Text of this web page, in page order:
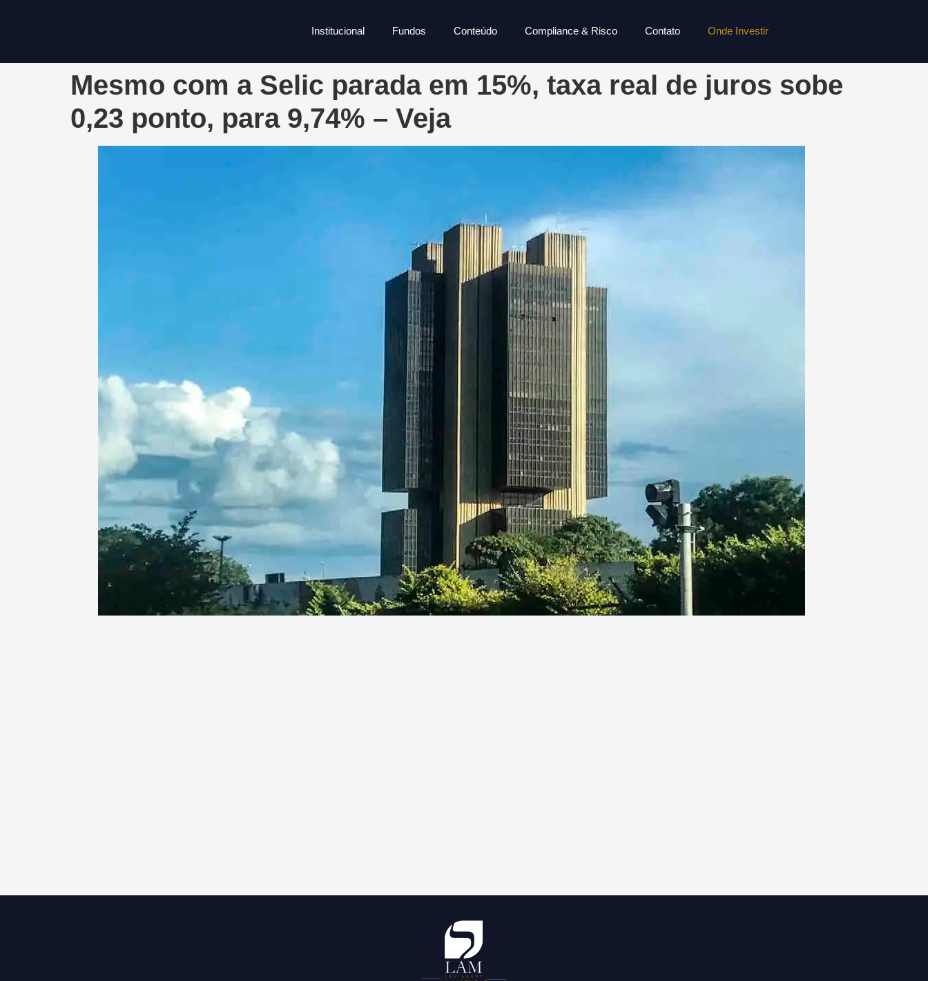
Institucional Fundos Conteúdo Compliance & Risco Contato Onde Investir
Mesmo com a Selic parada em 15%, taxa real de juros sobe
0,23 ponto, para 9,74% – Veja